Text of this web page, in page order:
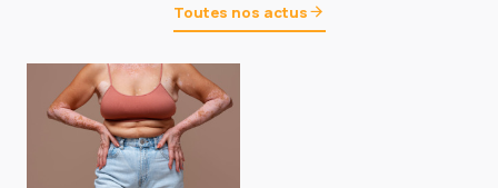
Toutes nos actus